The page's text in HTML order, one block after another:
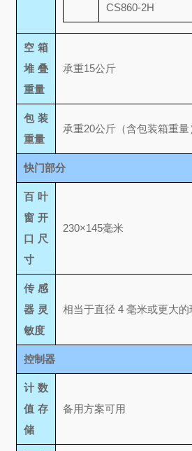
CS860-2H
空箱
堆叠
重量
承重15公斤
包装
重量
承重20公斤（含包装箱重量
快门部分
百叶
窗开
口尺
寸
230×145毫米
传感
器灵
敏度
相当于直径 4 毫米或更大的
控制器
计数
值存
储
备用方案可用